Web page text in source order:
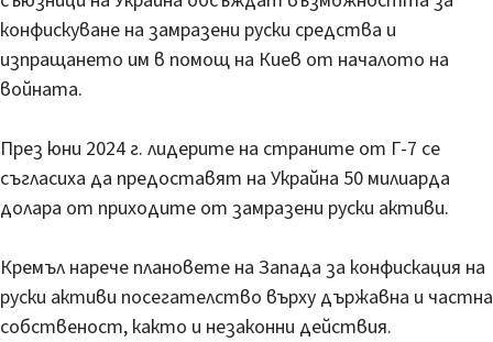
конфискуване на замразени руски средства и
изпращането им в помощ на Киев от началото на
войната.
През юни 2024 г. лидерите на страните от Г-7 се
съгласиха да предоставят на Украйна 50 милиарда
долара от приходите от замразени руски активи.
Кремъл нарече плановете на Запада за конфискация на
руски активи посегателство върху държавна и частна
собственост, както и незаконни действия.